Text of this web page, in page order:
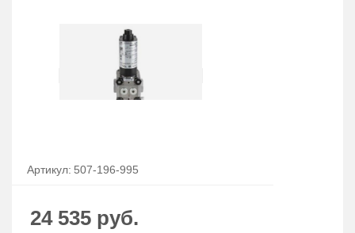
Артикул: 507-196-995
24 535 руб.